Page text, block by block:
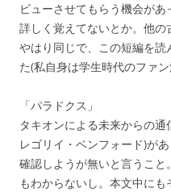
ビューさせてもらう機会が
詳しく覚えてないとか。他
やはり同じで、この短編を
た(私自身は学生時代のファ
「パラドクス」
タキオンによる未来からの
レゴリイ・ベンフォード)が
確認しようが無いと言うこ
もわからないし。本文中に